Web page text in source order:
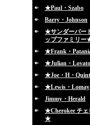
★Paul・Szabo
Barry・Johnson
★サンダーバー
ップファミリ
★Frank・
★Julian・Lovato
★Joe・H・
★Lewis・Lomay
Jimmy・Herald
★Cherokee チェ
★